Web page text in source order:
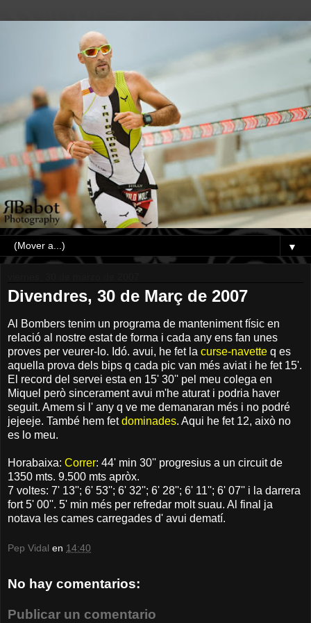
▼
Divendres, 30 de Març de 2007
Al Bombers tenim un programa de manteniment físic en
relació al nostre estat de forma i cada any ens fan unes
proves per veurer-lo. Idó. avui, he fet la curse-navette q es
aquella prova dels bips q cada pic van més aviat i he fet 15'.
El record del servei esta en 15' 30'' pel meu colega en
Miquel però sincerament avui m'he aturat i podria haver
seguit. Amem si l' any q ve me demanaran més i no podré
jejeeje. També hem fetdominades. Aqui he fet 12, això no
es lo meu.
Horabaixa: Correr: 44' min 30'' progresius a un circuit de
1350 mts. 9.500 mts apròx.
7 voltes: 7' 13''; 6' 53''; 6' 32''; 6' 28''; 6' 11''; 6' 07'' i la darrera
fort 5' 00''. 5' min més per refredar molt suau. Al final ja
notava les cames carregades d' avui dematí.
Pep Vidal en 14:40
No hay comentarios:
Publicar un comentario